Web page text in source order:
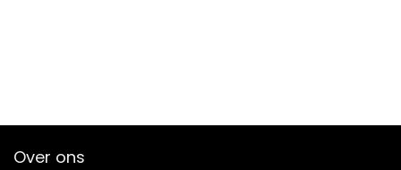
Over ons